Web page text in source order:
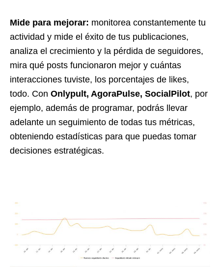
Mide para mejorar: monitorea constantemente tu
actividad y mide el éxito de tus publicaciones,
analiza el crecimiento y la pérdida de seguidores,
mira qué posts funcionaron mejor y cuántas
interacciones tuviste, los porcentajes de likes,
todo. Con Onlypult, AgoraPulse, SocialPilot, por
ejemplo, además de programar, podrás llevar
adelante un seguimiento de todas tus métricas,
obteniendo estadísticas para que puedas tomar
decisiones estratégicas.